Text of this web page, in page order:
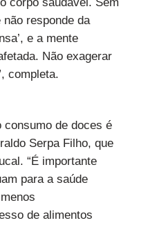
responde da
e a mente
Não exagerar
completa.
consumo de doces é
Serpa Filho, que
“É importante
para a saúde
de alimentos